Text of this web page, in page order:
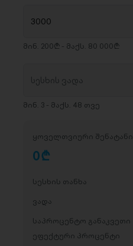
მინ. 200₾ - მაქს. 80 000₾
მინ. 3 - მაქს. 48 თვე
ყოველთვიური შენატანი
0D
სესხის თანხა
ვადა
საპროცენტო განაკვეთი
ეფექტური პროცენტი